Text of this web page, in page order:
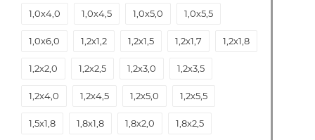
1,0х4,0 1,0х4,5 1,0х5,0 1,0х5,5
1,0х6,0 1,2х1,2 1,2х1,5 1,2х1,7 1,2х1,8
1,2х2,0 1,2х2,5 1,2х3,0 1,2х3,5
1,2х4,0 1,2х4,5 1,2х5,0 1,2х5,5
1,5х1,8 1,8х1,8 1,8х2,0 1,8х2,5